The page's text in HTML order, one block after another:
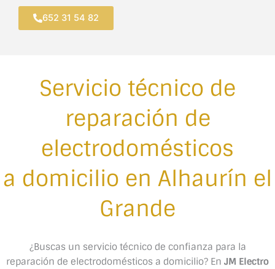
652 31 54 82
Servicio técnico de
reparación de
electrodomésticos
a domicilio en Alhaurín el
Grande
¿Buscas un servicio técnico de confianza para la
reparación de electrodomésticos a domicilio? En JM Electro